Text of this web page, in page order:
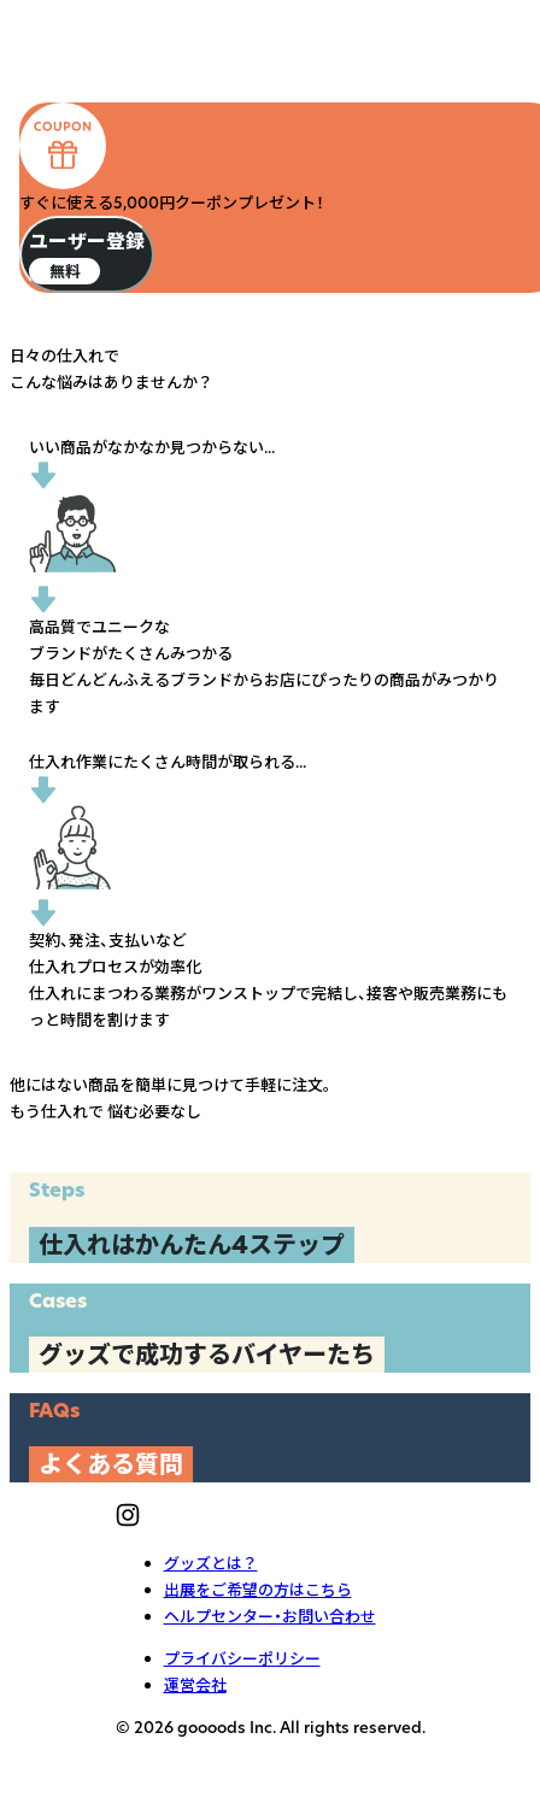
すぐに使える5,000円クーポンプレゼント！
ユーザー登録
無料
日々の仕入れで
こんな悩みはありませんか？
いい商品がなかなか見つからない...
高品質でユニークな
ブランドがたくさんみつかる
毎日どんどんふえるブランドからお店にぴったりの商品がみつかり
ます
仕入れ作業にたくさん時間が取られる...
契約、発注、支払いなど
仕入れプロセスが効率化
仕入れにまつわる業務がワンストップで完結し、接客や販売業務にも
っと時間を割けます
他にはない商品を簡単に見つけて手軽に注文。
もう仕入れで 悩む必要なし
Steps
仕入れはかんたん4ステップ
Cases
グッズで成功するバイヤーたち
FAQs
よくある質問
グッズとは？
出展をご希望の方はこちら
ヘルプセンター・お問い合わせ
プライバシーポリシー
運営会社
© 2026 goooods Inc. All rights reserved.